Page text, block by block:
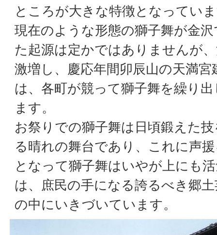
ところが大きな特徴となってい
現在のような形態の獅子舞が金
た起源は定かではありませんが
激増し、慶応年間卯辰山の天満
は、各町が競って獅子舞を繰り
ます。
お祭りでの獅子舞は日頃鍛えた
る晴れの舞台であり、これに声
となって獅子舞はいやが上にも
は、庶民の手になる誇るべき郷
の中にいきづいています。